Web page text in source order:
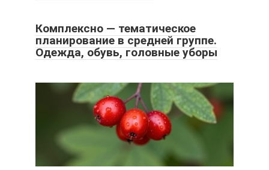
Комплексно — тематическое
планирование в средней группе.
Одежда, обувь, головные уборы